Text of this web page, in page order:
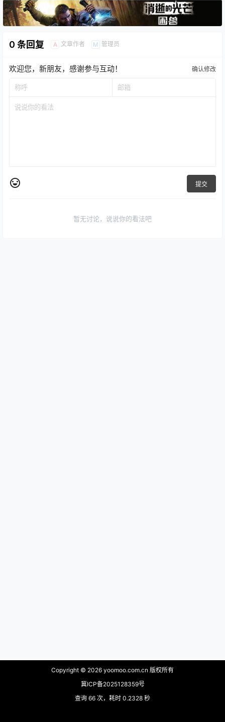
0 条回复 A 文章作者 M 管理员
欢迎您，新朋友，感谢参与互动！ 确认修改
提交
暂无讨论，说说你的看法吧
Copyright © 2026 yoomoo.com.cn 版权所有
冀ICP备2025128359号
查询 66 次，耗时 0.2328 秒